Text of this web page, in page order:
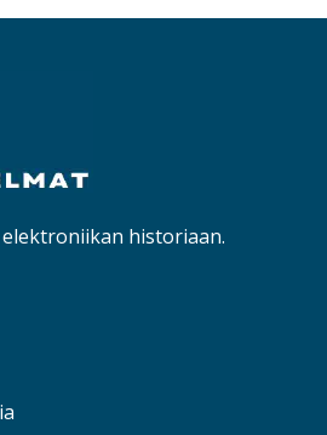
historiaan.